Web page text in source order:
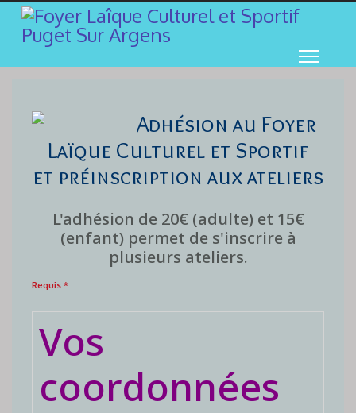
Adhésion au Foyer
Laïque Culturel et Sportif
et préinscription aux ateliers
L'adhésion de 20€ (adulte) et 15€
(enfant) permet de s'inscrire à
plusieurs ateliers.
Requis *
Vos
coordonnées